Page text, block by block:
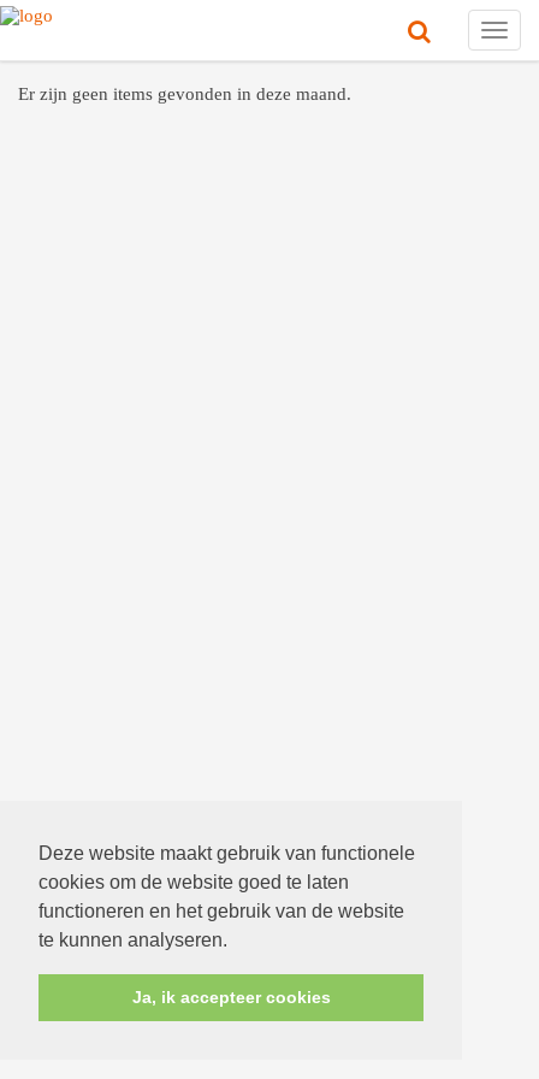
Deze website maakt gebruik van functionele
cookies om de website goed te laten
functioneren en het gebruik van de website
te kunnen analyseren.
Ja, ik accepteer cookies
Er zijn geen items gevonden in deze maand.